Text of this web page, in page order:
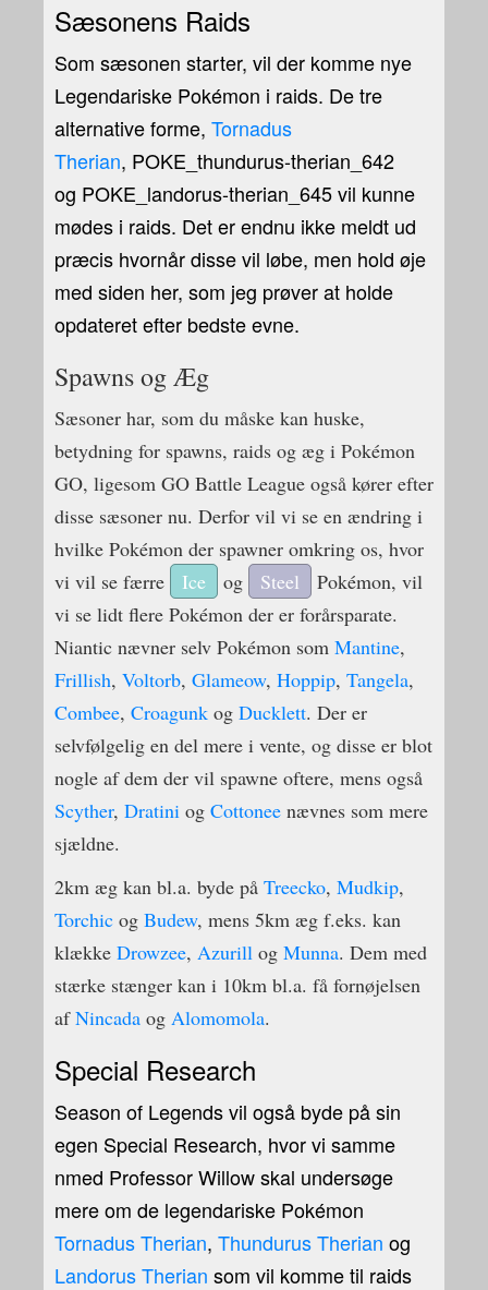
Sæsonens Raids
Som sæsonen starter, vil der komme nye
Legendariske Pokémon i raids. De tre
alternative forme, Tornadus
Therian, POKE_thundurus-therian_642
og POKE_landorus-therian_645 vil kunne
mødes i raids. Det er endnu ikke meldt ud
præcis hvornår disse vil løbe, men hold øje
med siden her, som jeg prøver at holde
opdateret efter bedste evne.
Spawns og Æg
Sæsoner har, som du måske kan huske,
betydning for spawns, raids og æg i Pokémon
GO, ligesom GO Battle League også kører efter
disse sæsoner nu. Derfor vil vi se en ændring i
hvilke Pokémon der spawner omkring os, hvor
vi vil se færre
Ice og Steel
Pokémon, vil
vi se lidt flere Pokémon der er forårsparate.
Niantic nævner selv Pokémon som Mantine,
Frillish, Voltorb, Glameow, Hoppip, Tangela,
Combee, Croagunk og Ducklett. Der er
selvfølgelig en del mere i vente, og disse er blot
nogle af dem der vil spawne oftere, mens også
Scyther, Dratini og Cottonee nævnes som mere
sjældne.
2km æg kan bl.a. byde på Treecko, Mudkip,
Torchic og Budew, mens 5km æg f.eks. kan
klække Drowzee, Azurill og Munna. Dem med
stærke stænger kan i 10km bl.a. få fornøjelsen
afNincada og Alomomola.
Special Research
Season of Legends vil også byde på sin
egen Special Research, hvor vi samme
nmed Professor Willow skal undersøge
mere om de legendariske Pokémon
Tornadus Therian, Thundurus Therian og
Landorus Therian som vil komme til raids